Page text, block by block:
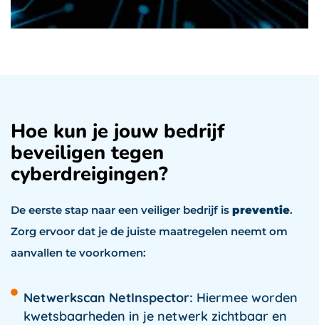
Hoe kun je jouw bedrijf
beveiligen tegen
cyberdreigingen?
De eerste stap naar een veiliger bedrijf is preventie.
Zorg ervoor dat je de juiste maatregelen neemt om
aanvallen te voorkomen:
Netwerkscan NetInspector: Hiermee worden
kwetsbaarheden in je netwerk zichtbaar en